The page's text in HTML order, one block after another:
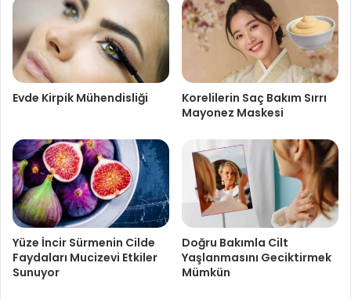
Evde Kirpik Mühendisliği
Korelilerin Saç Bakım Sırrı
Mayonez Maskesi
Yüze İncir Sürmenin Cilde
Faydaları Mucizevi Etkiler
Sunuyor
Doğru Bakımla Cilt
Yaşlanmasını Geciktirmek
Mümkün